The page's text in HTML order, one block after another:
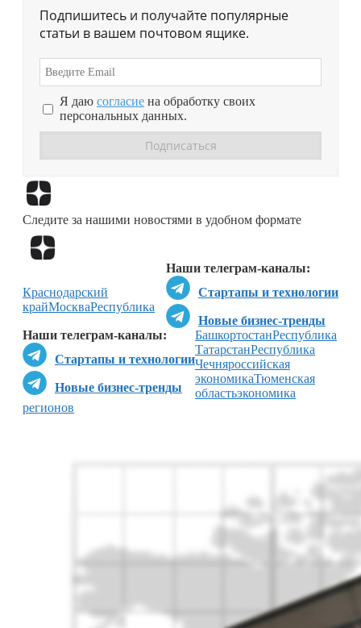
Подпишитесь и получайте популярные
статьи в вашем почтовом ящике.
Я даю согласие на обработку своих
персональных данных.
Следите за нашими новостями в удобном формате
Наши телеграм-каналы:
Стартапы и технологии
Новые бизнес-тренды
Наши телеграм-каналы:
Стартапы и технологии
Новые бизнес-тренды
Краснодарский
крайМоскваРеспублика
БашкортостанРеспублика
ТатарстанРеспублика
Чечняроссийская
экономикаТюменская
областьэкономика
регионов